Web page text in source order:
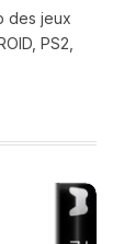
des jeux
PS2,